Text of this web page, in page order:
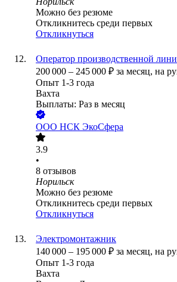
Можно без резюме
Откликнитесь среди первых
Откликнуться
Оператор производственной
200 000 – 245 000 ₽ за месяц, на
Опыт 1-3 года
Вахта
Выплаты: Раз в месяц
ООО НСК ЭкоСфера
3.9
•
8 отзывов
Норильск
Можно без резюме
Откликнитесь среди первых
Откликнуться
Электромонтажник
140 000 – 195 000 ₽ за месяц, на
Опыт 1-3 года
Вахта